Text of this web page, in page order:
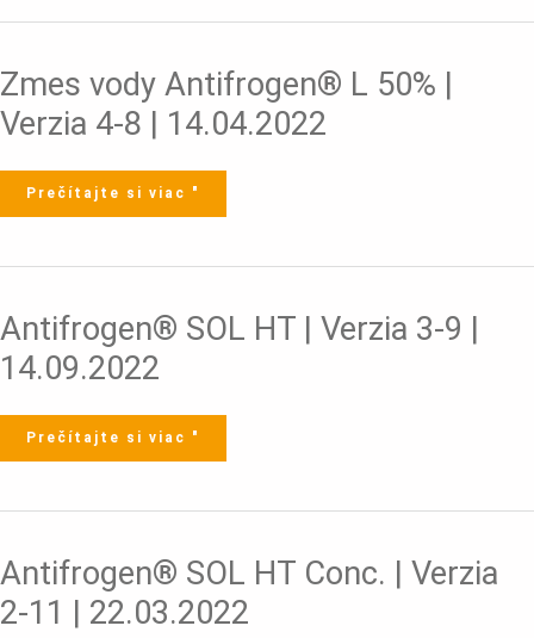
Zmes vody Antifrogen® L 50% |
Verzia 4-8 | 14.04.2022
vody
Antifrogen®
50%
|
8
|
14.04.2022
Prečítajte si viac "
Antifrogen® SOL HT | Verzia 3-9 |
14.09.2022
Antifrogen®
SOL
HT
|
Verzia
3-
14.09.2022
Prečítajte si viac "
Antifrogen® SOL HT Conc. | Verzia
2-11 | 22.03.2022
Antifrogen®
SOL
HT
Conc.
|
Verzia